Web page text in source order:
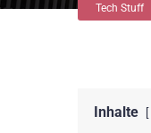
Tech Stuff
Inhalte